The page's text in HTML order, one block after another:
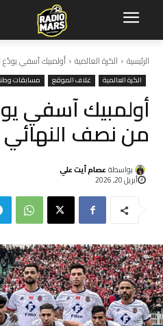
الرئيسية الكرة العالمية أولمبيك آسفي يودّع
الكرة العالمية غلاف الموقع مسابقات
أولمبيك آسفي
من نصف النهائي
بواسطة عصام أيت علي
أبريل 20, 2026